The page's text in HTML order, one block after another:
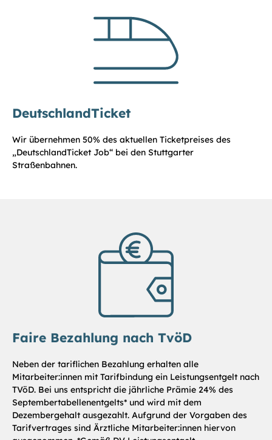
DeutschlandTicket
Wir übernehmen 50% des aktuellen Ticketpreises des
„DeutschlandTicket Job“ bei den Stuttgarter
Straßenbahnen.
Faire Bezahlung nach TvöD
Neben der tariflichen Bezahlung erhalten alle
Mitarbeiter:innen mit Tarifbindung ein Leistungsentgelt nach
TVöD. Bei uns entspricht die jährliche Prämie 24% des
Septembertabellenentgelts* und wird mit dem
Dezembergehalt ausgezahlt. Aufgrund der Vorgaben des
Tarifvertrages sind Ärztliche Mitarbeiter:innen hiervon